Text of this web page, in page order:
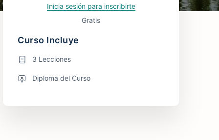
Inicia sesión para inscribirte
Gratis
Curso Incluye
3 Lecciones
Diploma del Curso